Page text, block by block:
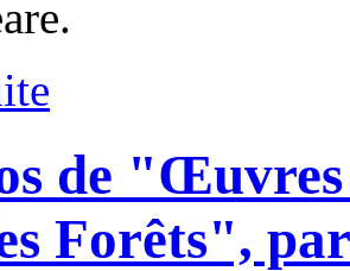
de "Œuvres
Forêts",